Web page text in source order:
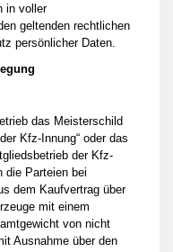
in voller
geltenden rechtlichen
persönlicher Daten.
das Meisterschild
Kfz-Innung“ oder das
der Kfz-
die Parteien bei
dem Kaufvertrag über
mit einem
von nicht
Ausnahme über den